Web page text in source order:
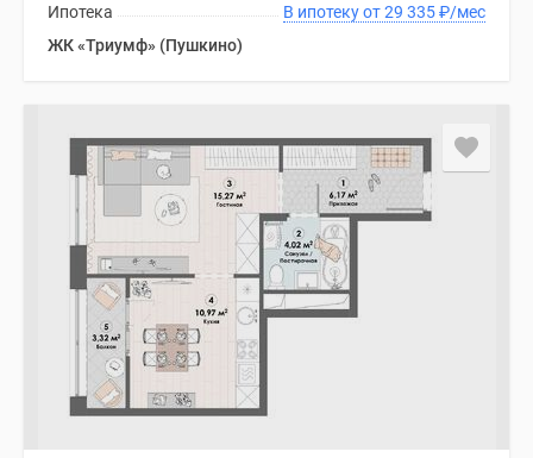
В ипотеку от 29 335₽/мес
Ипотека
ЖК «Триумф» (Пушкино)